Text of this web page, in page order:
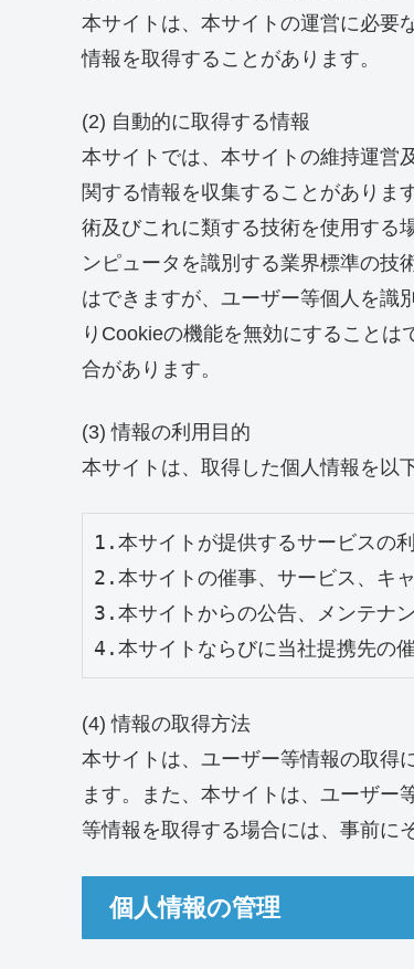
本サイトは、本サイトの運営に必要
情報を取得することがあります。
(2) 自動的に取得する情報
本サイトでは、本サイトの維持運営
関する情報を収集することがありま
術及びこれに類する技術を使用する
ンピュータを識別する業界標準の技
はできますが、ユーザー等個人を識
りCookieの機能を無効にすること
合があります。
(3) 情報の利用目的
本サイトは、取得した個人情報を以
1.本サイトが提供するサービスの
2.本サイトの催事、サービス、キ
3.本サイトからの公告、メンテナ
4.本サイトならびに当社提携先の
(4) 情報の取得方法
本サイトは、ユーザー等情報の取得
ます。また、本サイトは、ユーザー
等情報を取得する場合には、事前に
個人情報の管理